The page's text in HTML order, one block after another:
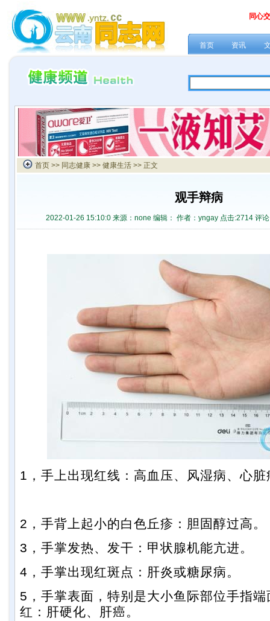
同心
首页 资讯
首页 >> 同志健康 >> 健康生活 >> 正文
观手辩病
2022-01-26 15:10:0 来源：none 编辑： 作者：yngay 点击:2714 评
1，手上出现红线：高血压、风湿病、心脏
2，手背上起小的白色丘疹：胆固醇过高。
3，手掌发热、发干：甲状腺机能亢进。
4，手掌出现红斑点：肝炎或糖尿病。
5，手掌表面，特别是大小鱼际部位手指
红：肝硬化、肝癌。